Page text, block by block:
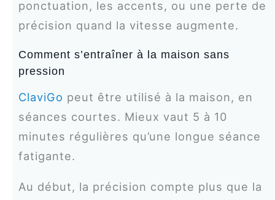
ponctuation, les accents, ou une perte de
précision quand la vitesse augmente.
Comment s’entraîner à la maison sans
pression
ClaviGo peut être utilisé à la maison, en
séances courtes. Mieux vaut 5 à 10
minutes régulières qu’une longue séance
fatigante.
Au début, la précision compte plus que la